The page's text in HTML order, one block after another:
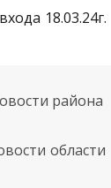
18.03.24г.
района
области